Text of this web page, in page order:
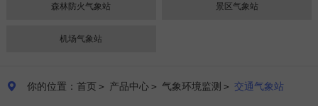
森林防火气象站 景区气象站
机场气象站
 你的位置：首页 ＞ 产品中心＞ 气象环境监测 ＞ 交通气象站